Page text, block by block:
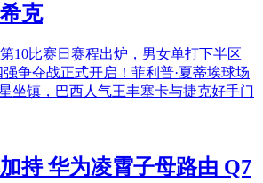
克
10比赛日赛程出炉，男女单打下半区
争夺战正式开启！菲利普·夏蒂埃球场
坐镇，巴西人气王丰塞卡与捷克好手门
持 华为凌霄子母路由 Q7